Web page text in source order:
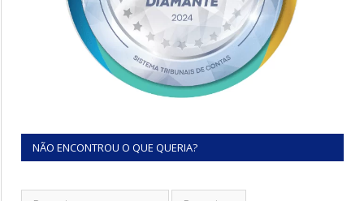
NÃO ENCONTROU O QUE QUERIA?